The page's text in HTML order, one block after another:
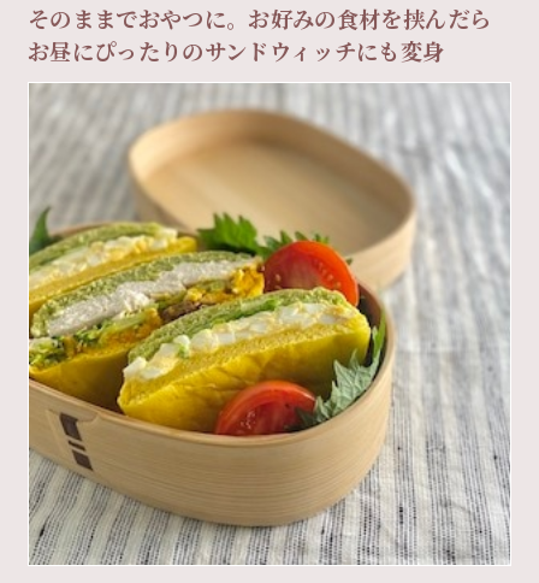
そのままでおやつに。お好みの食材を挟んだら
お昼にぴったりのサンドウィッチにも変身